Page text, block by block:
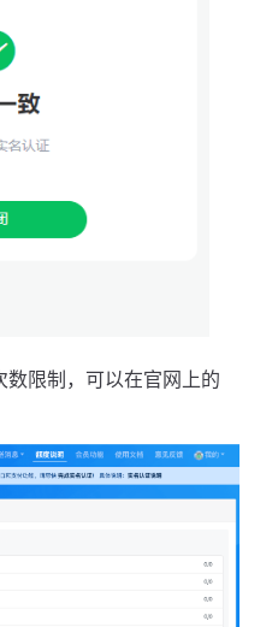
限制，可以在官网上的